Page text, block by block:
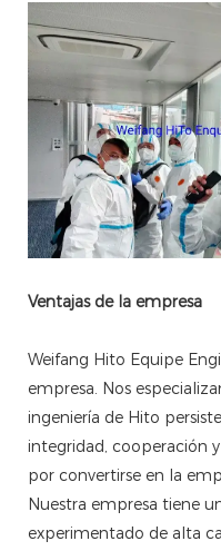
Ventajas de la empresa
Weifang Hito Equipe
empresa. Nos
ingeniería de Hito
integridad, cooperación
por convertirse en la
Nuestra empresa tiene
experimentado de alta